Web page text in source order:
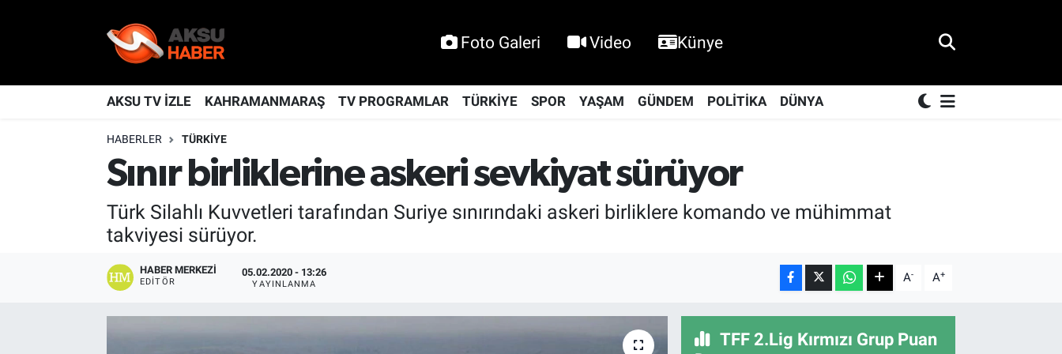
Foto Galeri Video Künye
AKSU TV İZLE KAHRAMANMARAŞ TV PROGRAMLAR TÜRKİYE SPOR YAŞAM GÜNDEM POLİTİKA DÜNYA
HABERLER TÜRKİYE
Sınır birliklerine askeri sevkiyat sürüyor
Türk Silahlı Kuvvetleri tarafından Suriye sınırındaki askeri birliklere komando ve mühimmat
takviyesi sürüyor.
HABER MERKEZI
EDITÖR
05.02.2020 - 13:26
YAYINLANMA A- A+
TFF 2.Lig Kırmızı Grup Puan
KAHRAMANMARAŞ
Nöbetçi Eczaneler
Hava Durumu
Kahramanmaraş Namaz Vakitleri
Trafik Durumu
TFF 2.Lig Kırmızı Grup Puan Durumu ve Fikstür
Tüm Manşetler